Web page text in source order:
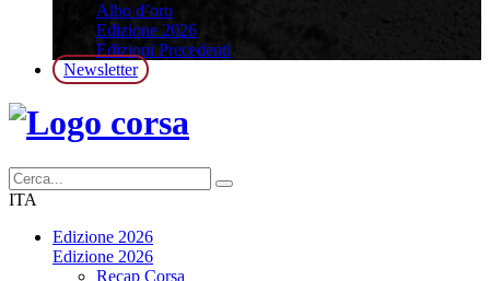
Albo d’oro
Edizione 2026
Edizioni Precedenti
Newsletter
ITA
Edizione 2026
Edizione 2026
Recap Corsa